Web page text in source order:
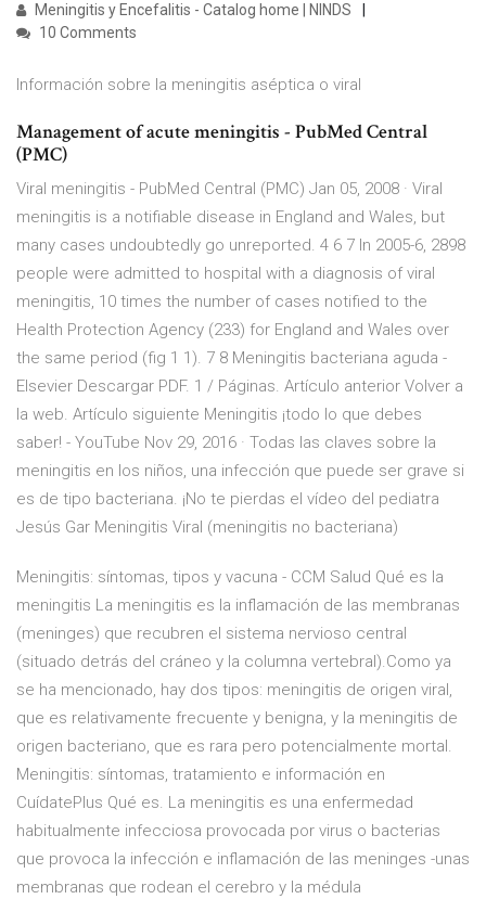
Meningitis y Encefalitis - Catalog home | NINDS
10 Comments
Información sobre la meningitis aséptica o viral
Management of acute meningitis - PubMed Central
(PMC)
Viral meningitis - PubMed Central (PMC) Jan 05, 2008 · Viral
meningitis is a notifiable disease in England and Wales, but
many cases undoubtedly go unreported. 4 6 7 In 2005-6, 2898
people were admitted to hospital with a diagnosis of viral
meningitis, 10 times the number of cases notified to the
Health Protection Agency (233) for England and Wales over
the same period (fig 1 1). 7 8 Meningitis bacteriana aguda -
Elsevier Descargar PDF. 1 / Páginas. Artículo anterior Volver a
la web. Artículo siguiente Meningitis ¡todo lo que debes
saber! - YouTube Nov 29, 2016 · Todas las claves sobre la
meningitis en los niños, una infección que puede ser grave si
es de tipo bacteriana. ¡No te pierdas el vídeo del pediatra
Jesús Gar Meningitis Viral (meningitis no bacteriana)
Meningitis: síntomas, tipos y vacuna - CCM Salud Qué es la
meningitis La meningitis es la inflamación de las membranas
(meninges) que recubren el sistema nervioso central
(situado detrás del cráneo y la columna vertebral).Como ya
se ha mencionado, hay dos tipos: meningitis de origen viral,
que es relativamente frecuente y benigna, y la meningitis de
origen bacteriano, que es rara pero potencialmente mortal.
Meningitis: síntomas, tratamiento e información en
CuídatePlus Qué es. La meningitis es una enfermedad
habitualmente infecciosa provocada por virus o bacterias
que provoca la infección e inflamación de las meninges -unas
membranas que rodean el cerebro y la médula